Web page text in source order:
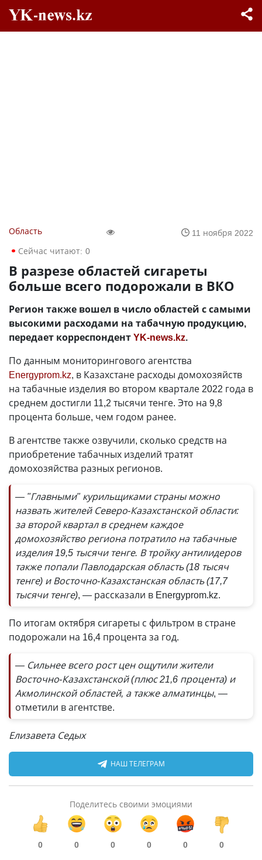
Область
11 ноября 2022
Сейчас читают: 0
В разрезе областей сигареты
больше всего подорожали в ВКО
Регион также вошел в число областей с самыми
высокими расходами на табачную продукцию,
передает корреспондентYK-news.kz.
По данным мониторингового агентства
Energyprom.kz, в Казахстане расходы домохозяйств
на табачные изделия во втором квартале 2022 года в
среднем достигли 11,2 тысячи тенге. Это на 9,8
процента больше, чем годом ранее.
В агентстве также озвучили, сколько средств на
приобретение табачных изделий тратят
домохозяйства разных регионов.
— "Главными" курильщиками страны можно
назвать жителей Северо-Казахстанской области:
за второй квартал в среднем каждое
домохозяйство региона потратило на табачные
изделия 19,5 тысячи тенге. В тройку антилидеров
также попали Павлодарская область (18 тысяч
тенге) и Восточно-Казахстанская область (17,7
тысячи тенге), — рассказали в Energyprom.kz.
По итогам октября сигареты с фильтром в стране
подорожали на 16,4 процента за год.
— Сильнее всего рост цен ощутили жители
Восточно-Казахстанской (плюс 21,6 процента) и
Акмолинской областей, а также алматинцы, —
отметили в агентстве.
Елизавета Седых
НАШ ТЕЛЕГРАМ
Поделитесь своими эмоциями
0 0 0 0 0 0